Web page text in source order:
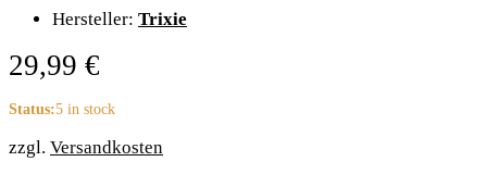
Hersteller: Trixie
29,99 €
Status:5 in stock
zzgl. Versandkosten